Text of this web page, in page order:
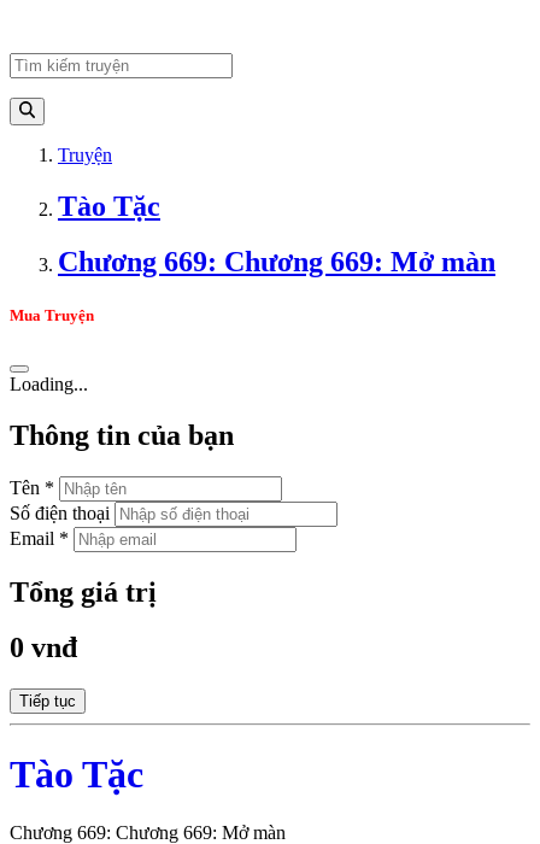
Truyện
Tào Tặc
Chương 669: Chương 669: Mở màn
Mua Truyện
Loading...
Thông tin của bạn
Tên *
Số điện thoại
Email *
Tổng giá trị
0 vnđ
Tiếp tục
Tào Tặc
Chương 669: Chương 669: Mở màn